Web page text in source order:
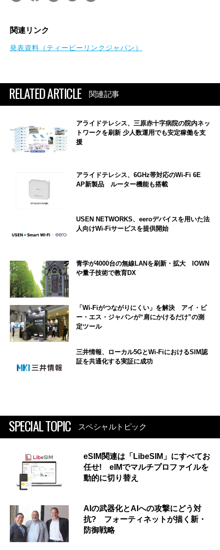
関連リンク
発表資料（ティーピーリンクジャパン）
RELATED ARTICLE 関連記事
アライドテレシス、三原赤十字病院の院内ネッ
トワークを刷新 少人数運用でも安定稼働を支
援
アライドテレシス、6GHz帯対応のWi-Fi 6E
AP新製品 ルーター機能も搭載
USEN NETWORKS、eeroデバイスを用いた法
人向けWi-Fiサービスを提供開始
青学が4000台の無線LANを刷新・拡大 IOWN
や量子技術で教育DX
「Wi-Fiがつながりにくい」を解決 アイ・ビ
ー・エス・ジャパンが“肩にかけるだけ”の測
定ツール
三井情報、ローカル5GとWi‑FiにおけるSIM認
証を共通化する実証に成功
SPECIAL TOPIC スペシャルトピック
eSIM関連は「LibeSIM」にすべてお
任せ! eIMでマルチプロファイルを
動的に切り替え
AIの武器化とAIへの攻撃にどう対
抗? フォーティネットが描く新・
防御戦略